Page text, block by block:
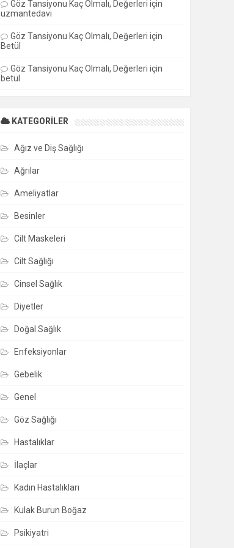
Göz Tansiyonu Kaç Olmalı, Değerleri için
uzmantedavi
Göz Tansiyonu Kaç Olmalı, Değerleri için
Betül
Göz Tansiyonu Kaç Olmalı, Değerleri için
betül
KATEGORILER
Ağız ve Diş Sağlığı
Ağrılar
Ameliyatlar
Besinler
Cilt Maskeleri
Cilt Sağlığı
Cinsel Sağlık
Diyetler
Doğal Sağlık
Enfeksiyonlar
Gebelik
Genel
Göz Sağlığı
Hastalıklar
İlaçlar
Kadın Hastalıkları
Kulak Burun Boğaz
Psikiyatri